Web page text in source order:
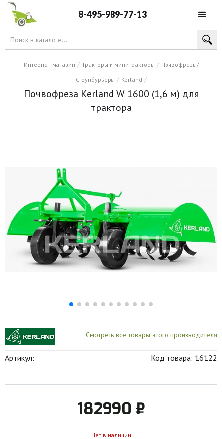
8-495-989-77-13
Интернет-магазин / Тракторы и минитракторы / Почвофрезы/
Стоунбурьеры / Kerland /
Почвофреза Kerland W 1600 (1,6 м) для
трактора
Смотреть все товары этого производителя
Артикул: Код товара: 16122
182990 ₽
Нет в наличии